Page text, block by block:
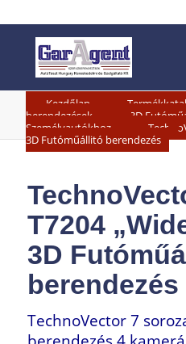
Kezdőlap
berendezések
3D
Személyautókhoz
3D Futóműállitó berendezés
T7204
3D
berendezés
TechnoVector 7